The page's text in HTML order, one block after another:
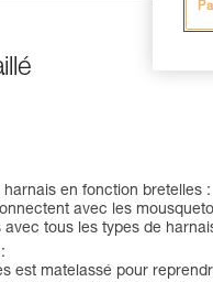
en fonction bretelles :
avec les
tous les types de
est matelassé pour